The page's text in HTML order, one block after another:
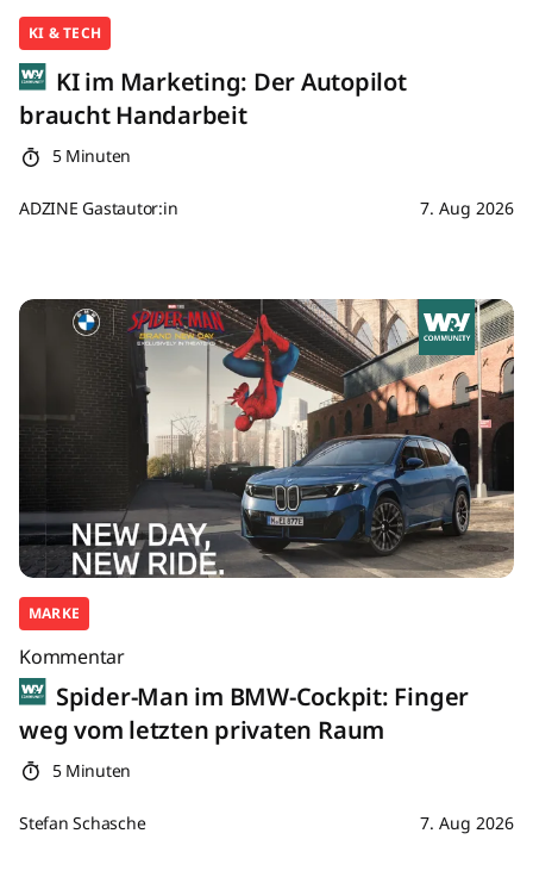
KI & TECH
KI im Marketing: Der Autopilot
braucht Handarbeit
5 Minuten
ADZINE Gastautor:in 7. Aug 2026
MARKE
Kommentar
Spider-Man im BMW-Cockpit: Finger
weg vom letzten privaten Raum
5 Minuten
Stefan Schasche 7. Aug 2026